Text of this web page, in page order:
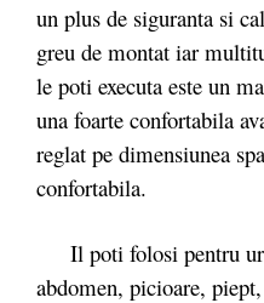
un plus de siguranta si
greu de montat iar
le poti executa este un
una foarte confortabila
reglat pe dimensiunea
confortabila.
Il poti folosi pentru
abdomen, picioare,